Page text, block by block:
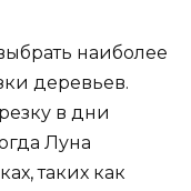
наиболее
деревьев.
в дни
Луна
таких как